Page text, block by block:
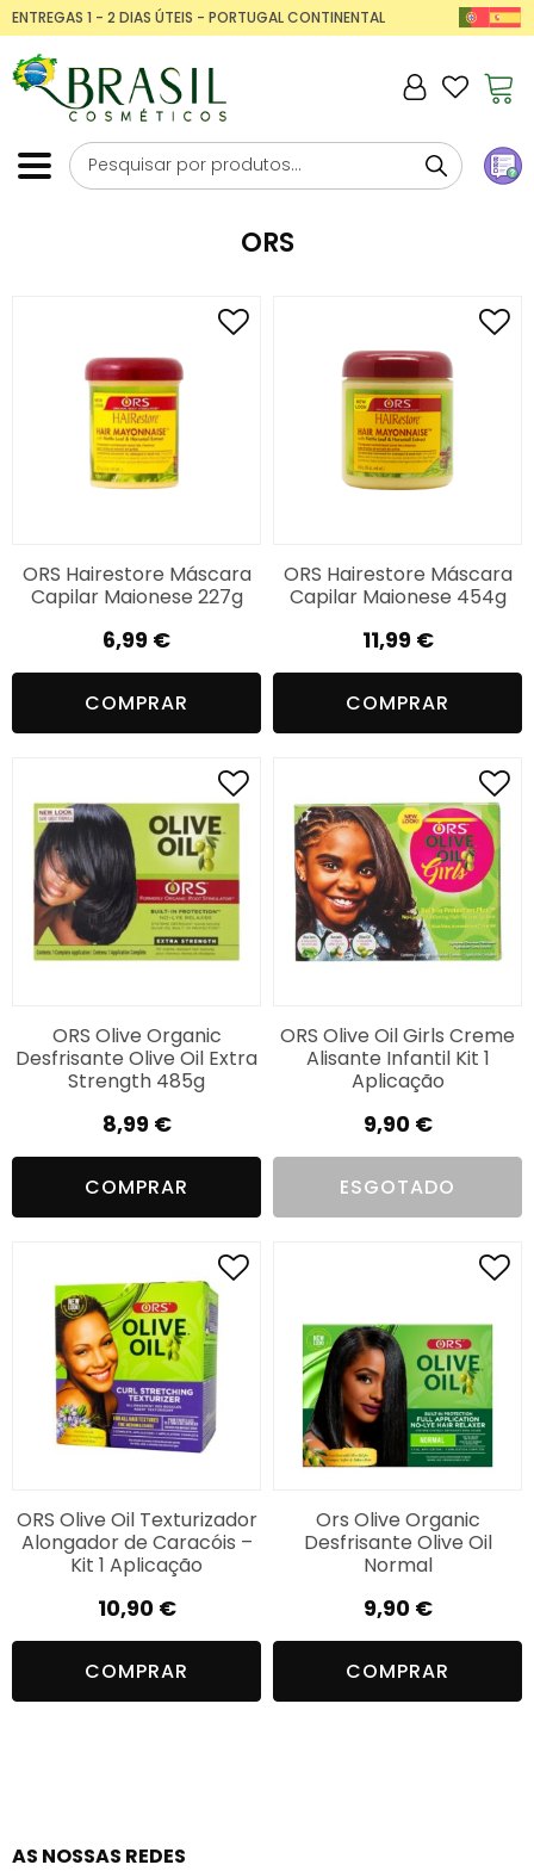
ENTREGAS 1 - 2 DIAS ÚTEIS - PORTUGAL CONTINENTAL
ORS
ORS Hairestore Máscara
Capilar Maionese 227g
6,99 €
COMPRAR
ORS Hairestore Máscara
Capilar Maionese 454g
11,99 €
COMPRAR
ORS Olive Organic
Desfrisante Olive Oil Extra
Strength 485g
8,99 €
COMPRAR
ORS Olive Oil Girls Creme
Alisante Infantil Kit 1
Aplicação
9,90 €
ESGOTADO
ORS Olive Oil Texturizador
Alongador de Caracóis –
Kit 1 Aplicação
10,90 €
COMPRAR
Ors Olive Organic
Desfrisante Olive Oil
Normal
9,90 €
COMPRAR
AS NOSSAS REDES